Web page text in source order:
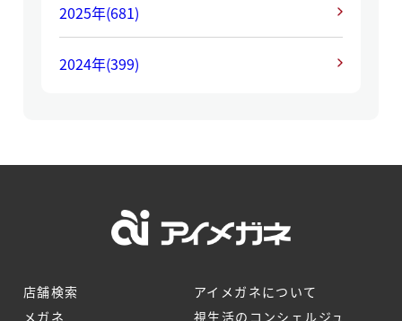
2025年(681)
2024年(399)
店舗検索
メガネ
アイメガネについて
視生活のコンシェルジュ